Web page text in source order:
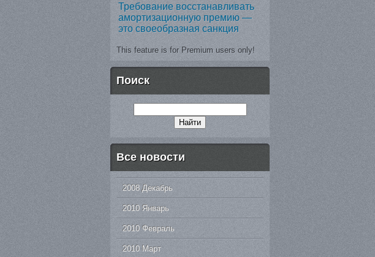
Требование восстанавливать
амортизационную премию —
это своеобразная санкция
This feature is for Premium users only!
Поиск
Все новости
2008 Декабрь
2010 Январь
2010 Февраль
2010 Март